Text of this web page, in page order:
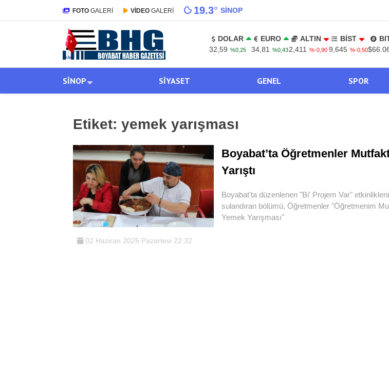
FOTO GALERİ VİDEO GALERİ 19.3° SINOP
DOLAR
32,59 %0,25
EURO
34,81
%0,43
ALTIN
2,411
%-0,90
BİST
9,645 %-0,50
SINOP SIYASET GENEL SPOR
Etiket: yemek yarışması
Boyabat’ta Öğretmenler
Yarıştı
Boyabat'ta düzenlenen "Bi' Projem Var"
sulandıran bölümü, Öğretmenler "Öğretmenim
Yemek Yarışması"
02 Haziran 2025 Pazartesi 22:32